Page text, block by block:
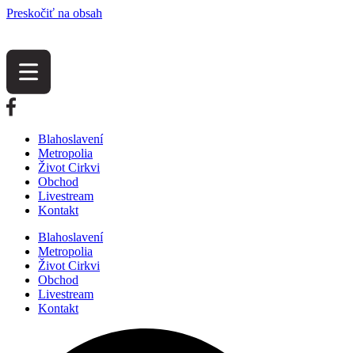
Preskočiť na obsah
Blahoslavení
Metropolia
Život Cirkvi
Obchod
Livestream
Kontakt
Blahoslavení
Metropolia
Život Cirkvi
Obchod
Livestream
Kontakt